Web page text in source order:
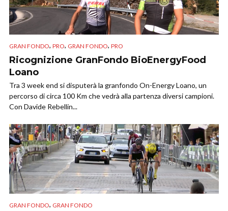
GRAN FONDO, PRO, GRAN FONDO, PRO
Ricognizione GranFondo BioEnergyFood
Loano
Tra 3 week end si disputerà la granfondo On-Energy Loano, un
percorso di circa 100 Km che vedrà alla partenza diversi campioni.
Con Davide Rebellin...
GRAN FONDO, GRAN FONDO